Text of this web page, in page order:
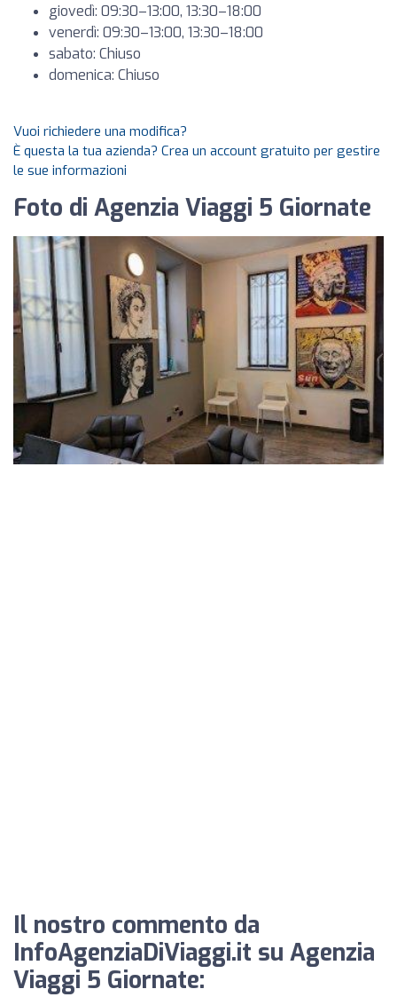
giovedì: 09:30–13:00, 13:30–18:00
venerdì: 09:30–13:00, 13:30–18:00
sabato: Chiuso
domenica: Chiuso
Vuoi richiedere una modifica?
È questa la tua azienda? Crea un account gratuito per gestire
le sue informazioni
Foto di Agenzia Viaggi 5 Giornate
Il nostro commento da
InfoAgenziaDiViaggi.it su Agenzia
Viaggi 5 Giornate: